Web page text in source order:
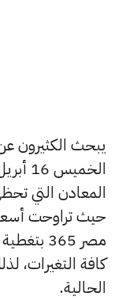
يبحث الكثيرون
المعادن التي
حيث تراوحت
مصر
كافة التغيرات،
الحالية.